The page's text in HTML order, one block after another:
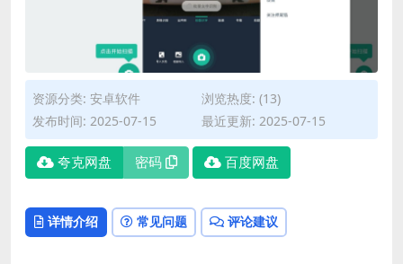
资源分类: 安卓软件
浏览热度: (13)
发布时间: 2025-07-15
最近更新: 2025-07-15
夸克网盘 密码 百度网盘
详情介绍 常见问题 评论建议